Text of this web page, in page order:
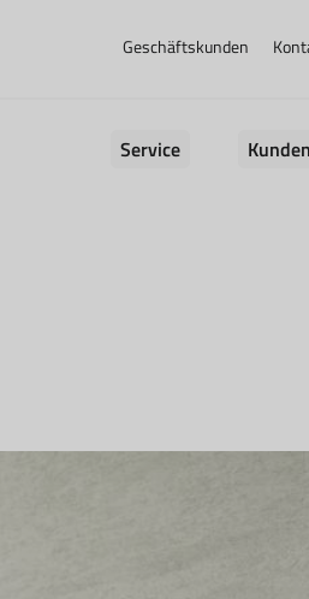
Geschäftskunden
Service